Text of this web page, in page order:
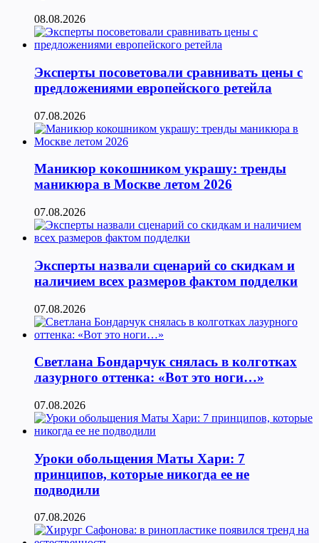
08.08.2026
Эксперты посоветовали сравнивать цены с
предложениями европейского ретейла
07.08.2026
Маникюр кокошником украшу: тренды
маникюра в Москве летом 2026
07.08.2026
Эксперты назвали сценарий со скидкам и
наличием всех размеров фактом подделки
07.08.2026
Светлана Бондарчук снялась в колготках
лазурного оттенка: «Вот это ноги…»
07.08.2026
Уроки обольщения Маты Хари: 7
принципов, которые никогда ее не
подводили
07.08.2026